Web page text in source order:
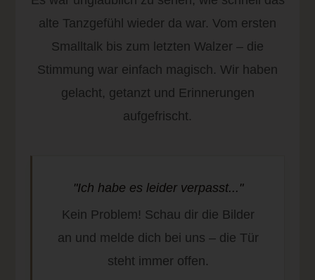
alte Tanzgefühl wieder da war. Vom ersten
Smalltalk bis zum letzten Walzer – die
Stimmung war einfach magisch. Wir haben
gelacht, getanzt und Erinnerungen
aufgefrischt.
"Ich habe es leider verpasst..."
Kein Problem! Schau dir die Bilder
an und melde dich bei uns – die Tür
steht immer offen.